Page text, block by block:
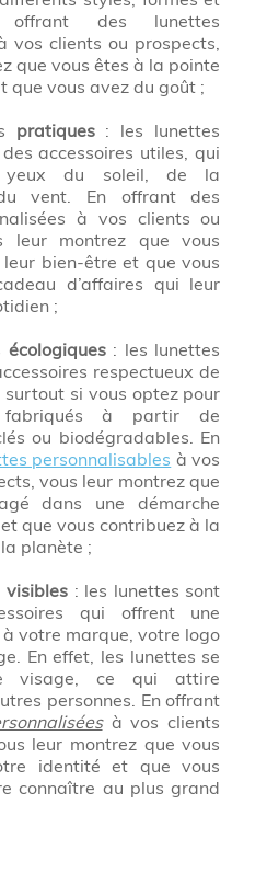
offrant des lunettes
vos clients ou prospects,
que vous êtes à la pointe
que vous avez du goût ;
pratiques: les lunettes
accessoires utiles, qui
yeux du soleil, de la
vent. En offrant des
à vos clients ou
leur montrez que vous
leur bien-être et que vous
d’affaires qui leur
;
écologiques: les lunettes
respectueux de
surtout si vous optez pour
fabriqués à partir de
ou biodégradables. En
personnalisables à vos
vous leur montrez que
dans une démarche
que vous contribuez à la
planète ;
visibles: les lunettes sont
qui offrent une
votre marque, votre logo
En effet, les lunettes se
visage, ce qui attire
personnes. En offrant
à vos clients
leur montrez que vous
identité et que vous
connaître au plus grand